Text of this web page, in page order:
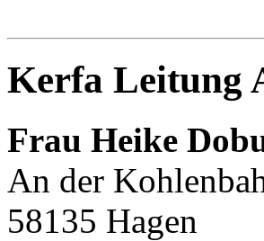
Kerfa Leitung
Frau Heike
An der
58135 Hagen